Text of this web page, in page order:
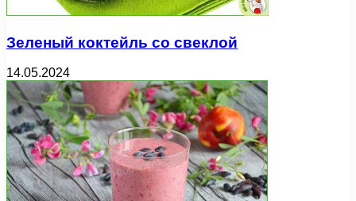
Зеленый коктейль со свеклой
14.05.2024